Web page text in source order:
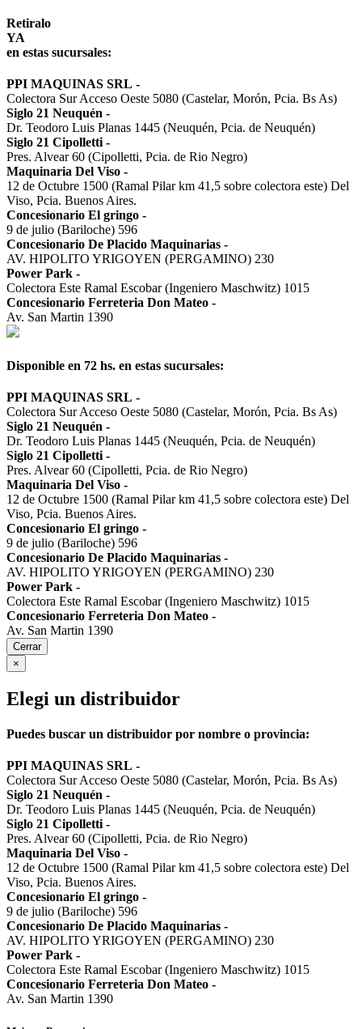
Retiralo
YA
en estas sucursales:
PPI MAQUINAS SRL -
Colectora Sur Acceso Oeste 5080 (Castelar, Morón, Pcia. Bs As)
Siglo 21 Neuquén -
Dr. Teodoro Luis Planas 1445 (Neuquén, Pcia. de Neuquén)
Siglo 21 Cipolletti -
Pres. Alvear 60 (Cipolletti, Pcia. de Rio Negro)
Maquinaria Del Viso -
12 de Octubre 1500 (Ramal Pilar km 41,5 sobre colectora este) Del
Viso, Pcia. Buenos Aires.
Concesionario El gringo -
9 de julio (Bariloche) 596
Concesionario De Placido Maquinarias -
AV. HIPOLITO YRIGOYEN (PERGAMINO) 230
Power Park -
Colectora Este Ramal Escobar (Ingeniero Maschwitz) 1015
Concesionario Ferreteria Don Mateo -
Av. San Martin 1390
Disponible en 72 hs. en estas sucursales:
PPI MAQUINAS SRL -
Colectora Sur Acceso Oeste 5080 (Castelar, Morón, Pcia. Bs As)
Siglo 21 Neuquén -
Dr. Teodoro Luis Planas 1445 (Neuquén, Pcia. de Neuquén)
Siglo 21 Cipolletti -
Pres. Alvear 60 (Cipolletti, Pcia. de Rio Negro)
Maquinaria Del Viso -
12 de Octubre 1500 (Ramal Pilar km 41,5 sobre colectora este) Del
Viso, Pcia. Buenos Aires.
Concesionario El gringo -
9 de julio (Bariloche) 596
Concesionario De Placido Maquinarias -
AV. HIPOLITO YRIGOYEN (PERGAMINO) 230
Power Park -
Colectora Este Ramal Escobar (Ingeniero Maschwitz) 1015
Concesionario Ferreteria Don Mateo -
Av. San Martin 1390
Cerrar
×
Elegi un distribuidor
Puedes buscar un distribuidor por nombre o provincia:
PPI MAQUINAS SRL -
Colectora Sur Acceso Oeste 5080 (Castelar, Morón, Pcia. Bs As)
Siglo 21 Neuquén -
Dr. Teodoro Luis Planas 1445 (Neuquén, Pcia. de Neuquén)
Siglo 21 Cipolletti -
Pres. Alvear 60 (Cipolletti, Pcia. de Rio Negro)
Maquinaria Del Viso -
12 de Octubre 1500 (Ramal Pilar km 41,5 sobre colectora este) Del
Viso, Pcia. Buenos Aires.
Concesionario El gringo -
9 de julio (Bariloche) 596
Concesionario De Placido Maquinarias -
AV. HIPOLITO YRIGOYEN (PERGAMINO) 230
Power Park -
Colectora Este Ramal Escobar (Ingeniero Maschwitz) 1015
Concesionario Ferreteria Don Mateo -
Av. San Martin 1390